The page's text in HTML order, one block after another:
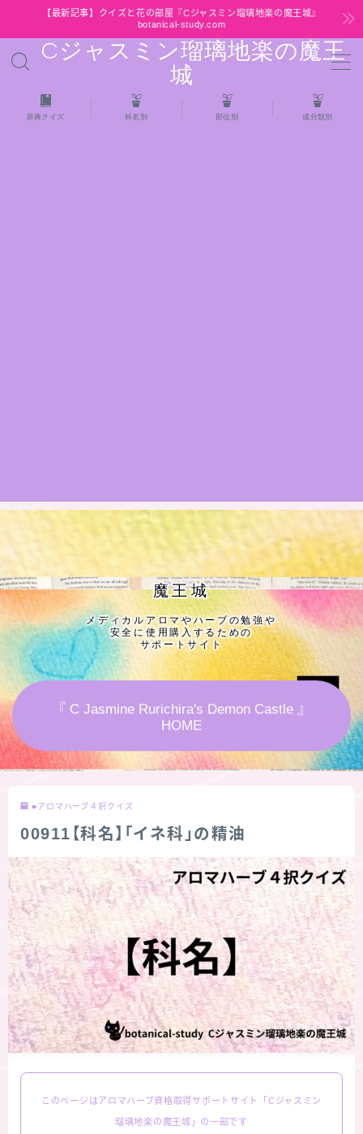
【最新記事】クイズと花の部屋『Cジャスミン瑠璃地楽の魔王城』
botanical-study.com
Cジャスミン瑠璃地楽の魔王
城
MENU
HOME
公式ウェブサイト『Botanical Study』
Cジャスミン瑠璃地楽の主な活動先リンク集
プロフィール
アロマハーブアンケート
おすすめ商品＆レビュー
★スペシャルアロマハーブ４択クイズ (kindle出
お問い合わせ
サイトマップ
辞典クイズ 科名別 部位別 成分類別
魔王城
メディカルアロマやハーブの勉強や
安全に使用購入するための
サポートサイト
『 C Jasmine Rurichira's Demon Castle 』
HOME
■アロマハーブ４択クイズ
00911【科名】「イネ科」の精油
このページはアロマハーブ資格取得サポートサイト「Cジャスミン
瑠璃地楽の魔王城」の一部です